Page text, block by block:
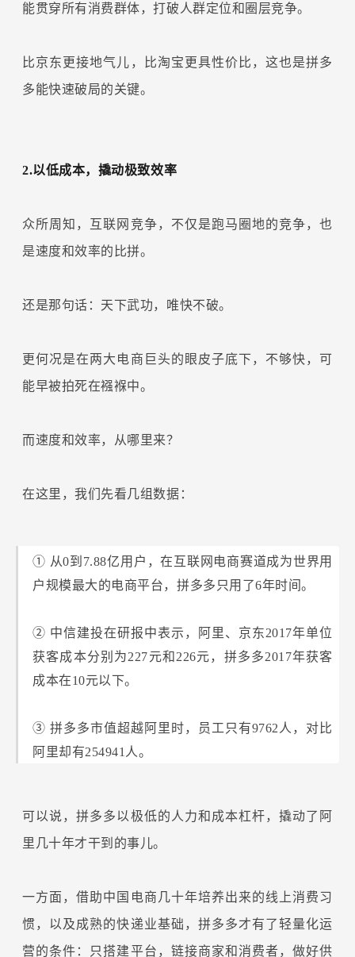
能贯穿所有消费群体，打破人群定位和圈层竞争。
比京东更接地气儿，比淘宝更具性价比，这也是拼多
多能快速破局的关键。
2.以低成本，撬动极致效率
众所周知，互联网竞争，不仅是跑马圈地的竞争，也
是速度和效率的比拼。
还是那句话：天下武功，唯快不破。
更何况是在两大电商巨头的眼皮子底下，不够快，可
能早被拍死在襁褓中。
而速度和效率，从哪里来？
在这里，我们先看几组数据：
① 从0到7.88亿用户，在互联网电商赛道成为世界用
户规模最大的电商平台，拼多多只用了6年时间。
② 中信建投在研报中表示，阿里、京东2017年单位
获客成本分别为227元和226元，拼多多2017年获客
成本在10元以下。
③ 拼多多市值超越阿里时，员工只有9762人，对比
阿里却有254941人。
可以说，拼多多以极低的人力和成本杠杆，撬动了阿
里几十年才干到的事儿。
一方面，借助中国电商几十年培养出来的线上消费习
惯，以及成熟的快递业基础，拼多多才有了轻量化运
营的条件：只搭建平台，链接商家和消费者，做好供